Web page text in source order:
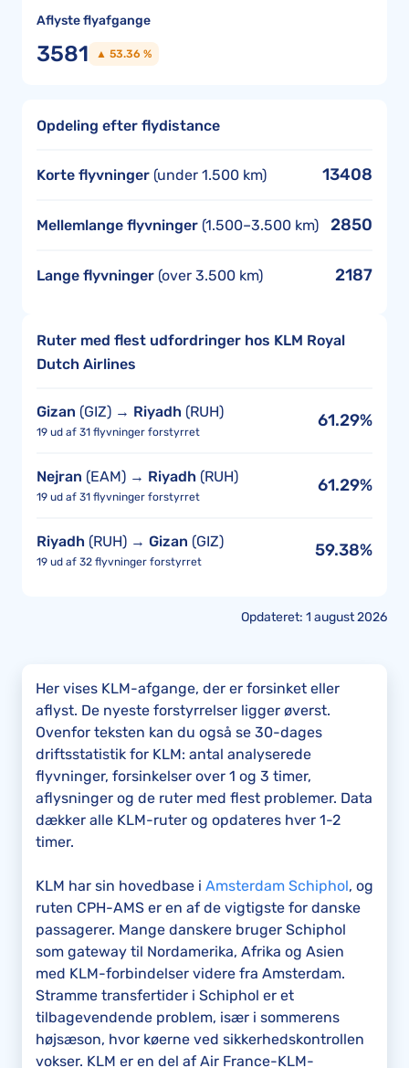
Aflyste flyafgange
3581 ▲ 53.36 %
Opdeling efter flydistance
Korte flyvninger (under 1.500 km) 13408
Mellemlange flyvninger (1.500–3.500 km) 2850
Lange flyvninger (over 3.500 km) 2187
Ruter med flest udfordringer hos KLM Royal
Dutch Airlines
Gizan (GIZ) → Riyadh (RUH)
19 ud af 31 flyvninger forstyrret
61.29%
Nejran (EAM) → Riyadh (RUH)
19 ud af 31 flyvninger forstyrret
61.29%
Riyadh (RUH) → Gizan (GIZ)
19 ud af 32 flyvninger forstyrret
59.38%
Opdateret: 1 august 2026
Her vises KLM-afgange, der er forsinket eller
aflyst. De nyeste forstyrrelser ligger øverst.
Ovenfor teksten kan du også se 30-dages
driftsstatistik for KLM: antal analyserede
flyvninger, forsinkelser over 1 og 3 timer,
aflysninger og de ruter med flest problemer. Data
dækker alle KLM-ruter og opdateres hver 1-2
timer.
KLM har sin hovedbase i Amsterdam Schiphol, og
ruten CPH-AMS er en af de vigtigste for danske
passagerer. Mange danskere bruger Schiphol
som gateway til Nordamerika, Afrika og Asien
med KLM-forbindelser videre fra Amsterdam.
Stramme transfertider i Schiphol er et
tilbagevendende problem, især i sommerens
højsæson, hvor køerne ved sikkerhedskontrollen
vokser. KLM er en del af Air France-KLM-